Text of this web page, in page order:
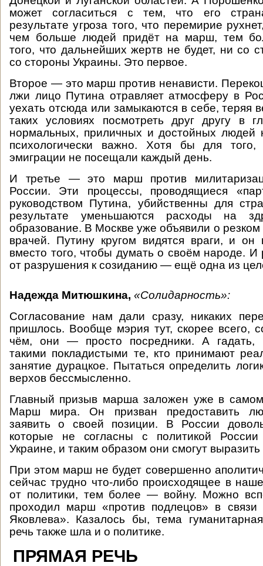
может согласиться с тем, что его
результате угроза того, что перемирие
чем больше людей придёт на марш, тем
того, что дальнейших жертв не будет, ни со
со стороны Украины. Это первое.
Второе — это марш против ненависти.
лжи лицо Путина отравляет атмосферу в
уехать отсюда или замыкаются в себе, теряя
таких условиях посмотреть друг другу в
нормальных, приличных и достойных
психологически важно. Хотя бы для
эмиграции не посещали каждый день.
И третье — это марш против
России. Эти процессы, проводящиеся
руководством Путина, убийственны для
результате уменьшаются расходы на
образование. В Москве уже объявили о
врачей. Путину кругом видятся враги, и он
вместо того, чтобы думать о своём народе. И
от разрушения к созиданию — ещё одна из
Надежда Митюшкина, «Солидарность»:
Согласование нам дали сразу, никаких
пришлось. Вообще мэрия тут, скорее всего,
чём, они — просто посредники. А гадать,
такими покладистыми те, кто принимают
занятие дурацкое. Пытаться определить
верхов бессмысленно.
Главный призыв марша заложен уже в
Марш мира. Он призван предоставить
заявить о своей позиции. В России
которые не согласны с политикой
Украине, и таким образом они смогут выразить
При этом марш не будет совершенно
сейчас трудно что-либо происходящее в
от политики, тем более — войну. Можно
проходил марш «против подлецов» в
Яковлева». Казалось бы, тема
речь также шла и о политике.
ПРЯМАЯ РЕЧЬ